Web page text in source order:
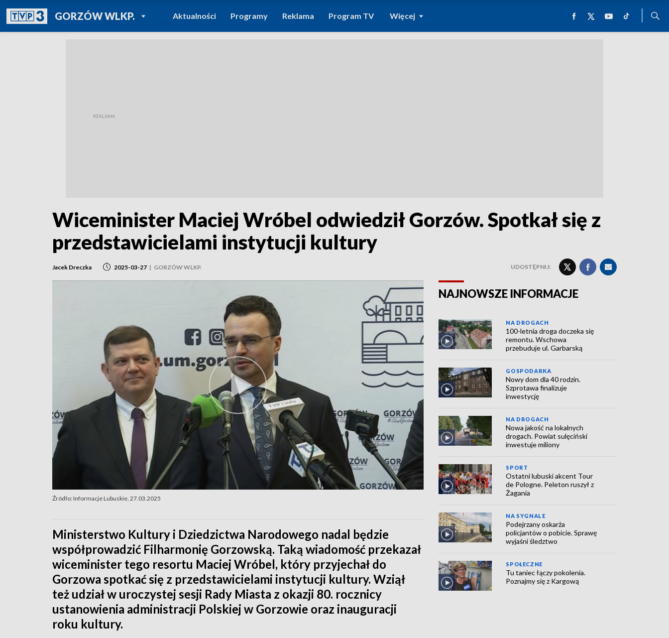
GORZÓW WLKP.POWRÓT DO
TVP REGIONY
Aktualności Programy Reklama Program TV Więcej
Wiceminister Maciej Wróbel odwiedził Gorzów. Spotkał się z
przedstawicielami instytucji kultury
Jacek Dreczka 2025-03-27 | GORZÓW WLKP. UDOSTĘPNIJ:
Źródło: Informacje Lubuskie, 27.03.2025
Ministerstwo Kultury i Dziedzictwa Narodowego nadal będzie
współprowadzić Filharmonię Gorzowską. Taką wiadomość przekazał
wiceminister tego resortu Maciej Wróbel, który przyjechał do
Gorzowa spotkać się z przedstawicielami instytucji kultury. Wziął
też udział w uroczystej sesji Rady Miasta z okazji 80. rocznicy
ustanowienia administracji Polskiej w Gorzowie oraz inauguracji
roku kultury.
NAJNOWSZE INFORMACJE
NA DROGACH
100-letnia droga doczeka się
remontu. Wschowa
przebuduje ul. Garbarską
GOSPODARKA
Nowy dom dla 40 rodzin.
Szprotawa finalizuje
inwestycję
NA DROGACH
Nowa jakość na lokalnych
drogach. Powiat sulęciński
inwestuje miliony
SPORT
Ostatni lubuski akcent Tour
de Pologne. Peleton ruszył z
Żagania
NA SYGNALE
Podejrzany oskarża
policjantów o pobicie. Sprawę
wyjaśni śledztwo
SPOŁECZNE
Tu taniec łączy pokolenia.
Poznajmy się z Kargową